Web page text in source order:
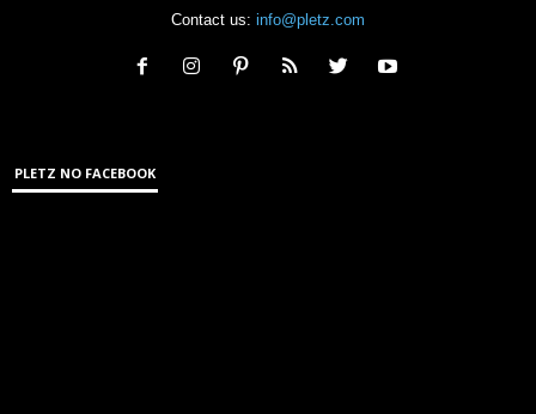
Contact us: info@pletz.com
PLETZ NO FACEBOOK